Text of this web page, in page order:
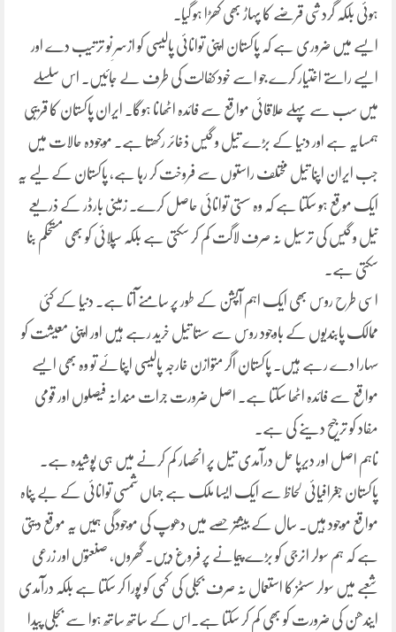
ہوئی بلکہ گردشی قرضے کا پہاڑ بھی کھڑا ہو گیا۔
ایسے میں ضروری ہے کہ پاکستان اپنی توانائی پالیسی کو ازسرِ نو ترتیب دے اور
ایسے راستے اختیار کرے جو اسے خود کفالت کی طرف لے جائیں۔ اس سلسلے
میں سب سے پہلے علاقائی مواقع سے فائدہ اٹھانا ہوگا۔ ایران پاکستان کا قریبی
ہمسایہ ہے اور دنیا کے بڑے تیل و گیس ذخائر رکھتا ہے۔ موجودہ حالات میں
جب ایران اپنا تیل مختلف راستوں سے فروخت کر رہا ہے، پاکستان کے لیے یہ
ایک موقع ہو سکتا ہے کہ وہ سستی توانائی حاصل کرے۔ زمینی بارڈر کے ذریعے
تیل و گیس کی ترسیل نہ صرف لاگت کم کر سکتی ہے بلکہ سپلائی کو بھی مستحکم بنا
سکتی ہے۔
اسی طرح روس بھی ایک اہم آپشن کے طور پر سامنے آتا ہے۔ دنیا کے کئی
ممالک پابندیوں کے باوجود روس سے سستا تیل خرید رہے ہیں اور اپنی معیشت کو
سہارا دے رہے ہیں۔ پاکستان اگر متوازن خارجہ پالیسی اپنائے تو وہ بھی ایسے
مواقع سے فائدہ اٹھا سکتا ہے۔ اصل ضرورت جرات مندانہ فیصلوں اور قومی
مفاد کو ترجیح دینے کی ہے۔
تاہم اصل اور دیرپا حل درآمدی تیل پر انحصار کم کرنے میں ہی پوشیدہ ہے۔
پاکستان جغرافیائی لحاظ سے ایک ایسا ملک ہے جہاں شمسی توانائی کے بے پناہ
مواقع موجود ہیں۔ سال کے بیشتر حصے میں دھوپ کی موجودگی ہمیں یہ موقع دیتی
ہے کہ ہم سولر انرجی کو بڑے پیمانے پر فروغ دیں۔ گھروں، صنعتوں اور زرعی
شعبے میں سولر سسٹمز کا استعمال نہ صرف بجلی کی کمی کو پورا کر سکتا ہے بلکہ درآمدی
ایندھن کی ضرورت کو بھی کم کر سکتا ہے۔اس کے ساتھ ساتھ ہوا سے بجلی پیدا